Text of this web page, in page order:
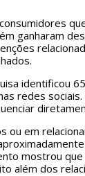
ganharam
identificou
redes
ou em
mostrou
além dos